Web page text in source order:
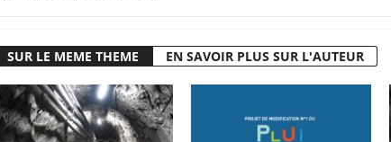
SUR LE MEME THEME EN SAVOIR PLUS SUR L'AUTEUR